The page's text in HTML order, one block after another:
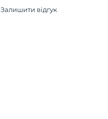
Залишити відгук